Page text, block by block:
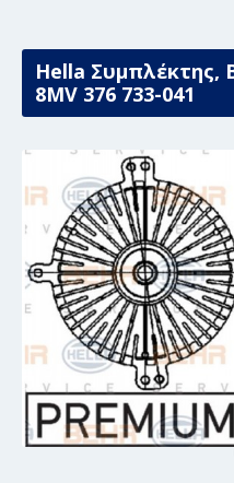
Hella Συμπλέκτης,
8MV 376 733-041